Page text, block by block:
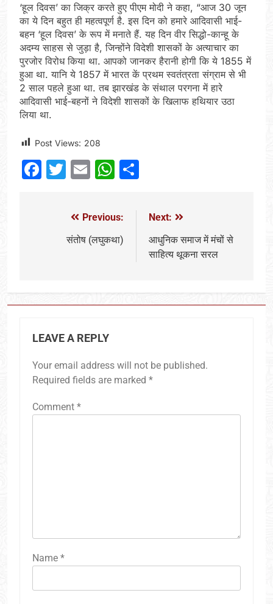
‘हूल दिवस’ का जिक्र करते हुए पीएम मोदी ने कहा, “आज 30 जून
का ये दिन बहुत ही महत्वपूर्ण है. इस दिन को हमारे आदिवासी भाई-
बहन ‘हूल दिवस’ के रूप में मनाते हैं. यह दिन वीर सिद्धो-कान्हू के
अदम्य साहस से जुड़ा है, जिन्होंने विदेशी शासकों के अत्याचार का
पुरजोर विरोध किया था. आपको जानकर हैरानी होगी कि ये 1855 में
हुआ था. यानि ये 1857 में भारत कें प्रथम स्‍वतंत्रता संग्राम से भी
2 साल पहले हुआ था. तब झारखंड के संथाल परगना में हारे
आदिवासी भाई-बहनों ने विदेशी शासकों के खिलाफ हथियार उठा
लिया था.
Post Views: 208
Facebook
Twitter
EmailWhatsApp
Previous:
संतोष (लघुकथा)
Next:
आधुनिक समाज में मंचों से
साहित्य थूकना सरल
LEAVE A REPLY
Your email address will not be published.
Required fields are marked *
Comment *
Name *